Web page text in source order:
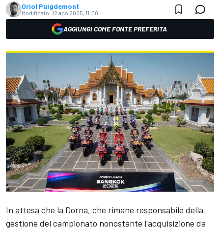
Oriol Puigdemont
Modificato: 12 ago 2025, 11:00
AGGIUNGI COME FONTE PREFERITA
In attesa che la Dorna, che rimane responsabile della
gestione del campionato nonostante l'acquisizione da